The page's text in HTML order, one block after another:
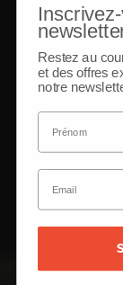
Restez au
et des offres
notre